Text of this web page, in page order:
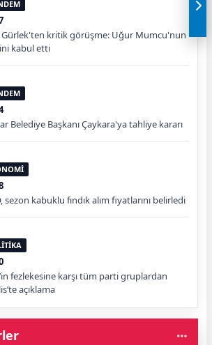
Gürlek'ten kritik görüşme: Uğur Mumcu'nun
kabul etti
Belediye Başkanı Çaykara'ya tahliye kararı
sezon kabuklu fındık alım fiyatlarını belirledi
fezlekesine karşı tüm parti gruplardan
açıklama